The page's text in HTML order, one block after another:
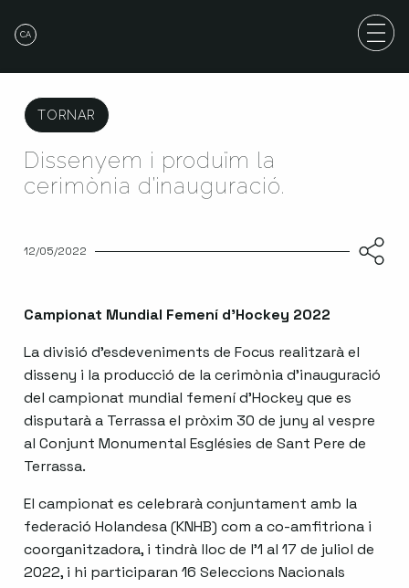
CA
TORNAR
Dissenyem i produïm la
cerimònia d’inauguració.
12/05/2022
Campionat Mundial Femení d’Hockey 2022
La divisió d’esdeveniments de Focus realitzarà el
disseny i la producció de la cerimònia d’inauguració
del campionat mundial femení d’Hockey que es
disputarà a Terrassa el pròxim 30 de juny al vespre
al Conjunt Monumental Esglésies de Sant Pere de
Terrassa.
El campionat es celebrarà conjuntament amb la
federació Holandesa (KNHB) com a co-amfitriona i
coorganitzadora, i tindrà lloc de l’1 al 17 de juliol de
2022, i hi participaran 16 Seleccions Nacionals